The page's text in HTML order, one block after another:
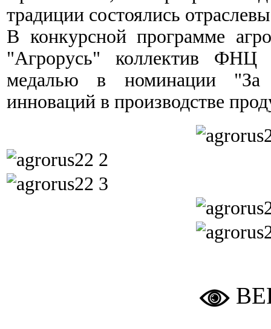
традиции состоялись
В конкурсной программе
"Агрорусь" коллектив ФНЦ
медалью в номинации "За
инноваций в производстве